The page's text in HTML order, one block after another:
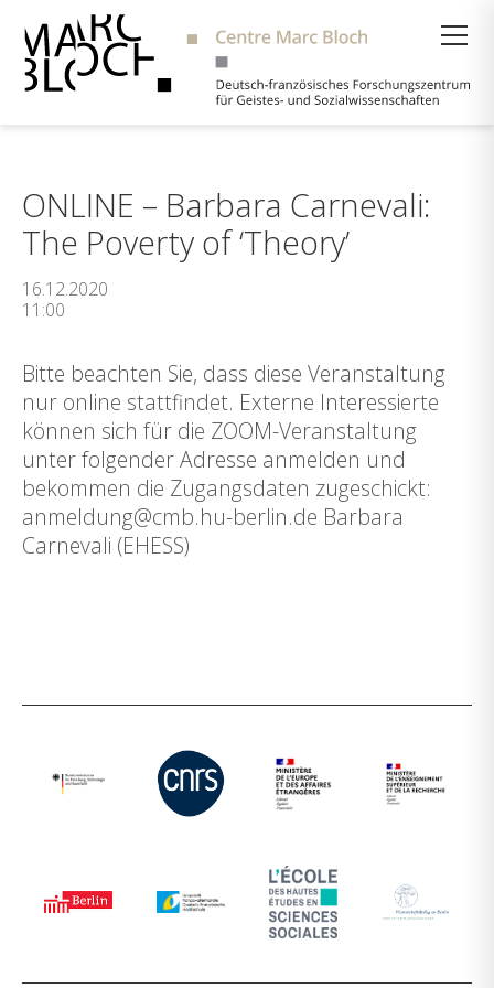
ONLINE – Barbara Carnevali:
The Poverty of ‘Theory’
16.12.2020
11:00
Bitte beachten Sie, dass diese Veranstaltung
nur online stattfindet. Externe Interessierte
können sich für die ZOOM-Veranstaltung
unter folgender Adresse anmelden und
bekommen die Zugangsdaten zugeschickt:
anmeldung@cmb.hu-berlin.de Barbara
Carnevali (EHESS)